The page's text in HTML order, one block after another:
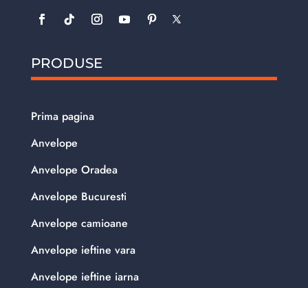
PRODUSE
Prima pagina
Anvelope
Anvelope Oradea
Anvelope Bucuresti
Anvelope camioane
Anvelope ieftine vara
Anvelope ieftine iarna